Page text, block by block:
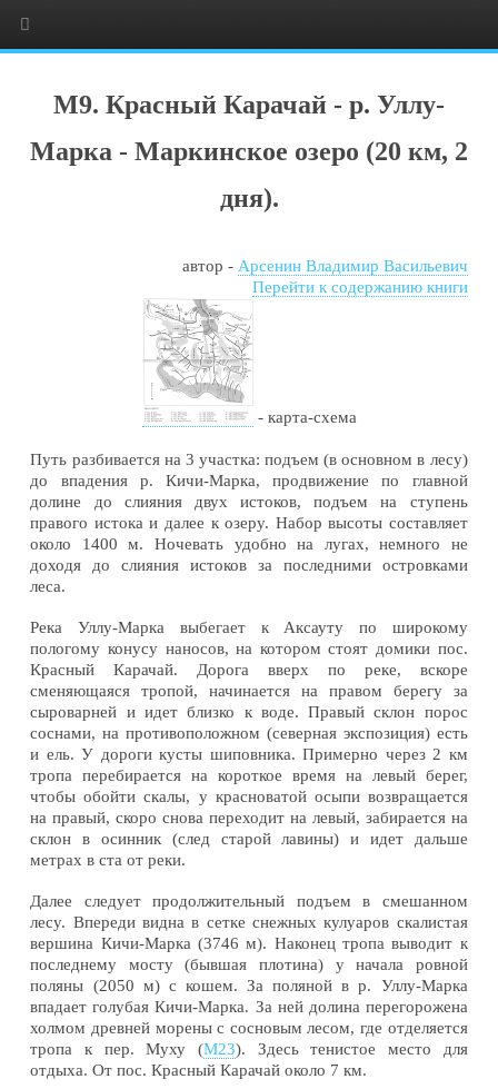
М9. Красный Карачай - р. Уллу-
Марка - Маркинское озеро (20 км, 2
дня).
автор - Арсенин Владимир Васильевич
Перейти к содержанию книги
- карта-схема
Путь разбивается на 3 участка: подъем (в основном в лесу)
до впадения р. Кичи-Марка, продвижение по главной
долине до слияния двух истоков, подъем на ступень
правого истока и далее к озеру. Набор высоты составляет
около 1400 м. Ночевать удобно на лугах, немного не
доходя до слияния истоков за последними островками
леса.
Река Уллу-Марка выбегает к Аксауту по широкому
пологому конусу наносов, на котором стоят домики пос.
Красный Карачай. Дорога вверх по реке, вскоре
сменяющаяся тропой, начинается на правом берегу за
сыроварней и идет близко к воде. Правый склон порос
соснами, на противоположном (северная экспозиция) есть
и ель. У дороги кусты шиповника. Примерно через 2 км
тропа перебирается на короткое время на левый берег,
чтобы обойти скалы, у красноватой осыпи возвращается
на правый, скоро снова переходит на левый, забирается на
склон в осинник (след старой лавины) и идет дальше
метрах в ста от реки.
Далее следует продолжительный подъем в смешанном
лесу. Впереди видна в сетке снежных кулуаров скалистая
вершина Кичи-Марка (3746 м). Наконец тропа выводит к
последнему мосту (бывшая плотина) у начала ровной
поляны (2050 м) с кошем. За поляной в р. Уллу-Марка
впадает голубая Кичи-Марка. За ней долина перегорожена
холмом древней морены с сосновым лесом, где отделяется
тропа к пер. Муху (М23). Здесь тенистое место для
отдыха. От пос. Красный Карачай около 7 км.